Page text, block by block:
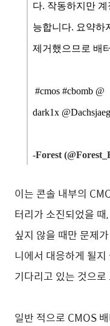
다. 작동하지만
능합니다. 요약하
제거했으므로 배
#cmos #cbomb @
dark1x
-Forest
이는 콘솔 내부의
터리가 소진되었을
싶지 않을 때만 문제
니에서 대응하게 될
기다리고 있는 것으
일반 적으로 CMOS